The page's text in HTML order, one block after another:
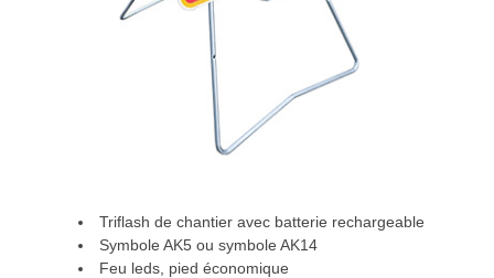
Triflash de chantier avec batterie rechargeable
Symbole AK5 ou symbole AK14
Feu leds, pied économique